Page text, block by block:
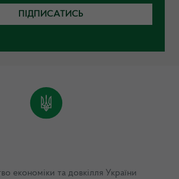
ПІДПИСАТИСЬ
економіки та довкілля України